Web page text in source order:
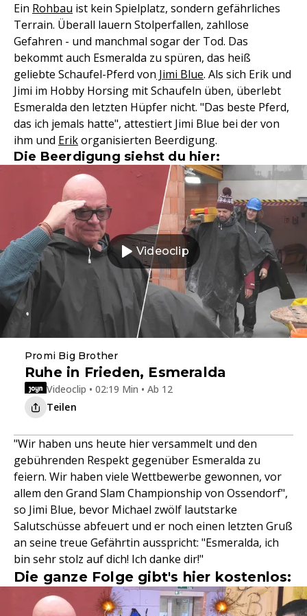
Ein Rohbau ist kein Spielplatz, sondern gefährliches
Terrain. Überall lauern Stolperfallen, zahllose
Gefahren - und manchmal sogar der Tod. Das
bekommt auch Esmeralda zu spüren, das heiß
geliebte Schaufel-Pferd von Jimi Blue. Als sich Erik und
Jimi im Hobby Horsing mit Schaufeln üben, überlebt
Esmeralda den letzten Hüpfer nicht. "Das beste Pferd,
das ich jemals hatte", attestiert Jimi Blue bei der von
ihm und Erikorganisierten Beerdigung.
Die Beerdigung siehst du hier:
Videoclip
Promi Big Brother
Ruhe in Frieden, Esmeralda
Videoclip • 02:19 Min • Ab 12
Teilen
"Wir haben uns heute hier versammelt und den
gebührenden Respekt gegenüber Esmeralda zu
feiern. Wir haben viele Wettbewerbe gewonnen, vor
allem den Grand Slam Championship von Ossendorf",
so Jimi Blue, bevor Michael zwölf lautstarke
Salutschüsse abfeuert und er noch einen letzten Gruß
an seine treue Gefährtin ausspricht: "Esmeralda, ich
bin sehr stolz auf dich! Ich danke dir!"
Die ganze Folge gibt's hier kostenlos: